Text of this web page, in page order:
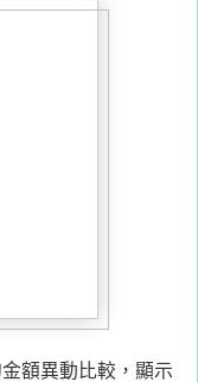
額異動比較，顯示